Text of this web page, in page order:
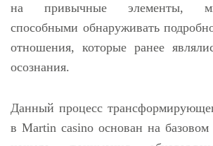
на привычные элементы,
способными обнаруживать
отношения, которые ранее
осознания.
Данный процесс
в Martin casino основан на базовом